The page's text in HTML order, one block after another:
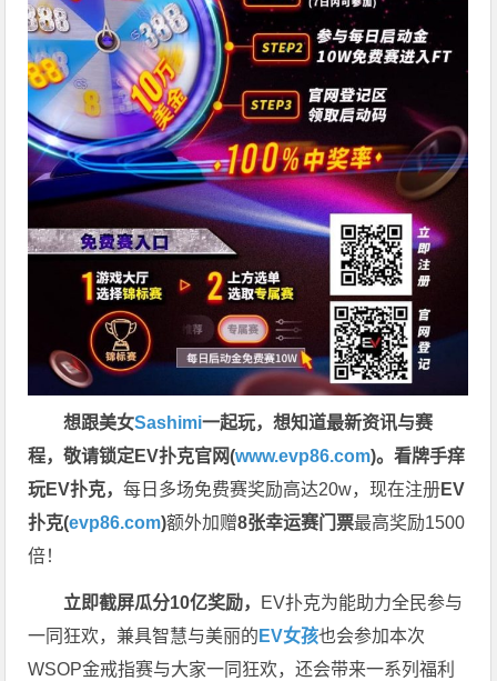
想跟美女Sashimi一起玩，想知道最新资讯与赛
程，敬请锁定EV扑克官网(www.evp86.com)。看牌手痒
玩EV扑克，每日多场免费赛奖励高达20w，现在注册EV
扑克(evp86.com)额外加赠8张幸运赛门票最高奖励1500
倍！
立即截屏瓜分10亿奖励， EV扑克为能助力全民参与
一同狂欢，兼具智慧与美丽的 EV女孩也会参加本次
WSOP金戒指赛与大家一同狂欢，还会带来一系列福利